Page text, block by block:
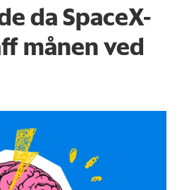
da SpaceX-
månen ved